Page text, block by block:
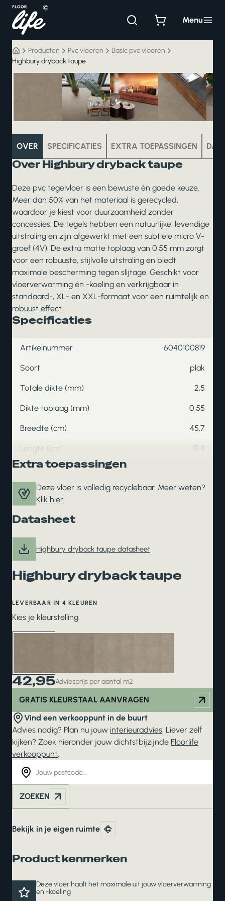
inhoud
Menu
Producten Pvc vloeren
Basic pvc vloeren
Highbury dryback taupe
OVER SPECIFICATIES EXTRA TOEPASSINGEN
Over Highbury dryback taupe
Deze pvc tegelvloer is een bewuste én goede keuze.
Meer dan 50% van het materiaal is gerecycled,
waardoor je kiest voor duurzaamheid zonder
concessies. De tegels hebben een natuurlijke, levendige
uitstraling en zijn afgewerkt met een subtiele micro V-
groef (4V). De extra matte toplaag van 0,55 mm zorgt
voor een robuuste, stijlvolle uitstraling en biedt
maximale bescherming tegen slijtage. Geschikt voor
vloerverwarming én -koeling en verkrijgbaar in
standaard-, XL- en XXL-formaat voor een ruimtelijk en
robuust effect.
Specificaties
Artikelnummer 6040100819
Soort plak
Totale dikte (mm) 2,5
Dikte toplaag (mm) 0,55
Breedte (cm) 45,7
Lengte (cm) 91,4
Extra toepassingen
Deze vloer is volledig recyclebaar. Meer weten?
Klik hier.
Datasheet
Highbury dryback taupe datasheet
Highbury dryback taupe
LEVERBAAR IN 4 KLEUREN
Kies je kleurstelling
42,95Adviesprijs per aantal m2
GRATIS KLEURSTAAL AANVRAGEN
Vind een verkooppunt in de buurt
Advies nodig? Plan nu jouw interieuradvies. Liever zelf
kijken? Zoek hieronder jouw dichtstbijzijnde Floorlife
verkooppunt.
ZOEKEN
Bekijk in je eigen ruimte
Product kenmerken
Deze vloer haalt het maximale uit jouw vloerverwarming
en -koeling